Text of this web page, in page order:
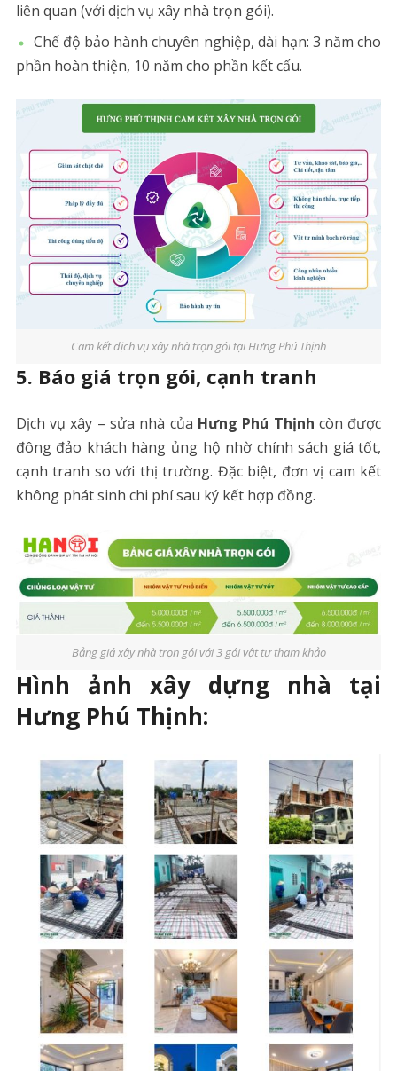
liên quan (với dịch vụ xây nhà trọn gói).
Chế độ bảo hành chuyên nghiệp, dài hạn: 3 năm cho
phần hoàn thiện, 10 năm cho phần kết cấu.
Cam kết dịch vụ xây nhà trọn gói tại Hưng Phú Thịnh
5. Báo giá trọn gói, cạnh tranh
Dịch vụ xây – sửa nhà của Hưng Phú Thịnh còn được
đông đảo khách hàng ủng hộ nhờ chính sách giá tốt,
cạnh tranh so với thị trường. Đặc biệt, đơn vị cam kết
không phát sinh chi phí sau ký kết hợp đồng.
Bảng giá xây nhà trọn gói với 3 gói vật tư tham khảo
Hình ảnh xây dựng nhà tại
Hưng Phú Thịnh: